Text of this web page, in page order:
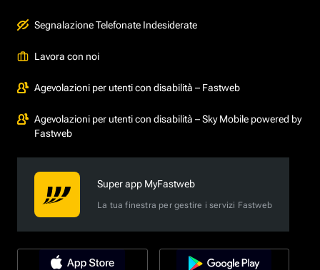
Segnalazione Telefonate Indesiderate
Lavora con noi
Agevolazioni per utenti con disabilità – Fastweb
Agevolazioni per utenti con disabilità – Sky Mobile powered by
Fastweb
Super app MyFastweb
La tua finestra per gestire i servizi Fastweb